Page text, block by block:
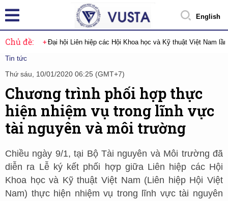
English
Chủ đề: Đại hội Liên hiệp các Hội Khoa học và Kỹ thuật Việt Nam
Tin tức
Thứ sáu, 10/01/2020 06:25 (GMT+7)
Chương trình phối hợp thực
hiện nhiệm vụ trong lĩnh vực
tài nguyên và môi trường
Chiều ngày 9/1, tại Bộ Tài nguyên và Môi trường đã
diễn ra Lễ ký kết phối hợp giữa Liên hiệp các Hội
Khoa học và Kỹ thuật Việt Nam (Liên hiệp Hội Việt
Nam) thực hiện nhiệm vụ trong lĩnh vực tài nguyên